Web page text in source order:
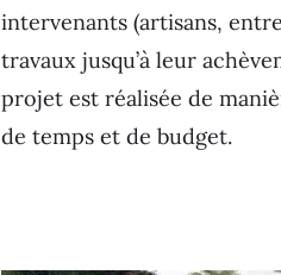
intervenants (artisans,
travaux jusqu’à leur
projet est réalisée de
de temps et de budget.